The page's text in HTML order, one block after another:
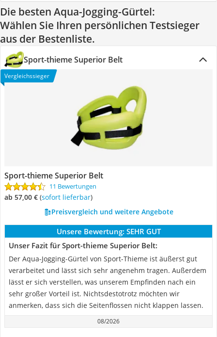
Die besten Aqua-Jogging-Gürtel:
Wählen Sie Ihren persönlichen Testsieger
aus der Bestenliste.
Sport-thieme Superior Belt
Vergleichssieger
Sport-thieme Superior Belt
11 Bewertungen
ab 57,00 € ( Sofort lieferbar)
Preisvergleich und weitere Angebote
Unsere Bewertung: SEHR GUT
Unser Fazit für Sport-thieme Superior Belt:
Der Aqua-Jogging-Gürtel von Sport-Thieme ist äußerst gut
verarbeitet und lässt sich sehr angenehm tragen. Außerdem
lässt er sich verstellen, was unserem Empfinden nach ein
sehr großer Vorteil ist. Nichtsdestotrotz möchten wir
anmerken, dass sich die Seitenflossen nicht klappen lassen.
08/2026